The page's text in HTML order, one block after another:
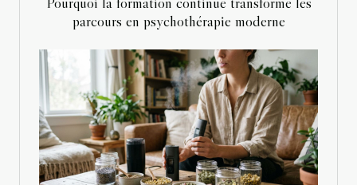
parcours en psychothérapie moderne